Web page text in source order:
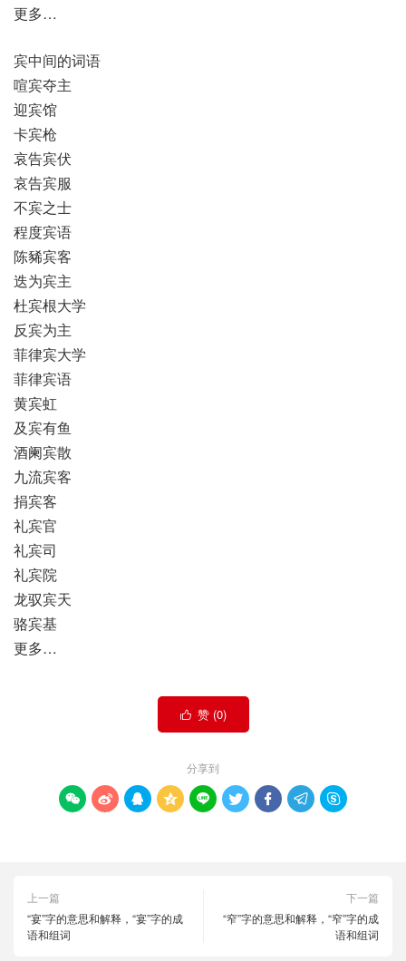
更多…
宾中间的词语
喧宾夺主
迎宾馆
卡宾枪
哀告宾伏
哀告宾服
不宾之士
程度宾语
陈豨宾客
迭为宾主
杜宾根大学
反宾为主
菲律宾大学
菲律宾语
黄宾虹
及宾有鱼
酒阑宾散
九流宾客
捐宾客
礼宾官
礼宾司
礼宾院
龙驭宾天
骆宾基
更多…
 赞 (0)
分享到
        
上一篇
“宴”字的意思和解释，“宴”字的成
语和组词
下一篇
“窄”字的意思和解释，“窄”字的成
语和组词